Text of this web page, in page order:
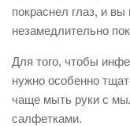
покраснел глаз, и
незамедлительно
Для того, чтобы
нужно особенно
чаще мыть руки с
салфетками.